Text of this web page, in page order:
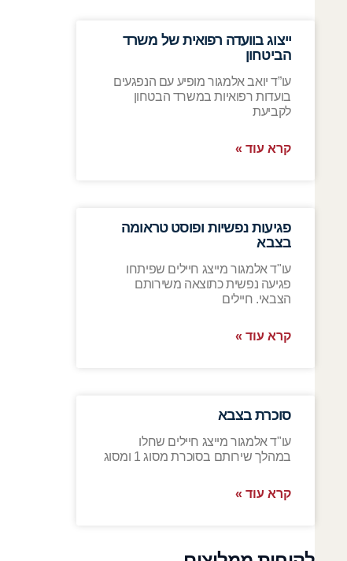
ייצוג בוועדה רפואית של משרד
הביטחון
עו”ד יואב אלמגור מופיע עם הנפגעים
בועדות רפואיות במשרד הבטחון
לקביעת
קרא עוד »
פגיעות נפשיות ופוסט טראומה
בצבא
עו"ד אלמגור מייצג חיילים שפיתחו
פגיעה נפשית כתוצאה משירותם
הצבאי. חיילים
קרא עוד »
סוכרת בצבא
עו"ד אלמגור מייצג חיילים שחלו
במהלך שירותם בסוכרת מסוג 1 ומסוג
קרא עוד »